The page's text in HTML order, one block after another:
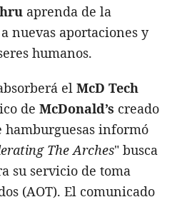
aprenda de la
nuevas aportaciones y
humanos.
el McD Tech
de McDonald’s creado
hamburguesas informó
The Arches" busca
su servicio de toma
(AOT). El comunicado